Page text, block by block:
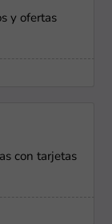
y ofertas
con tarjetas